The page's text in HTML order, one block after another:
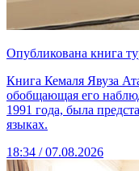
Опубликована книга
Книга Кемаля Явуза
обобщающая его
1991 года, была
языках.
18:34 / 07.08.2026